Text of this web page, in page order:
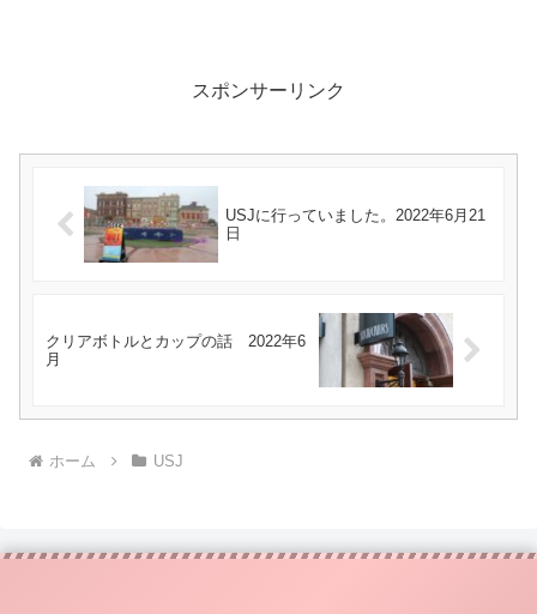
スポンサーリンク
USJに行っていました。2022年6月21
日
クリアボトルとカップの話 2022年6
月
ホーム USJ